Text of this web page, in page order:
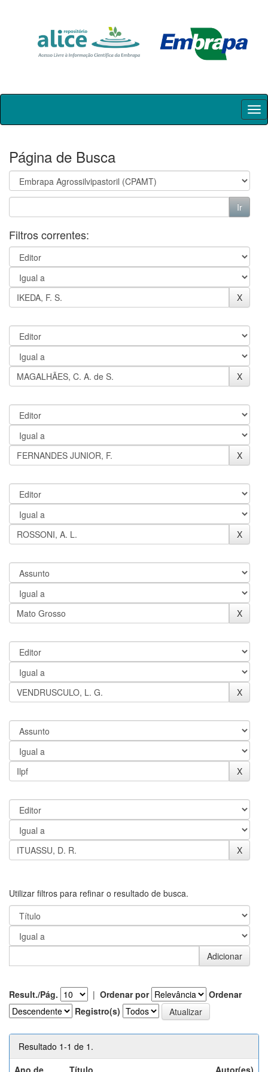
Skip
Página de Busca
Filtros correntes:
Utilizar filtros para refinar o resultado de busca.
Result./Pág. | Ordenar por
Ordenar
Registro(s)
Resultado 1-1 de 1.
Ano de
Título Autor(es)